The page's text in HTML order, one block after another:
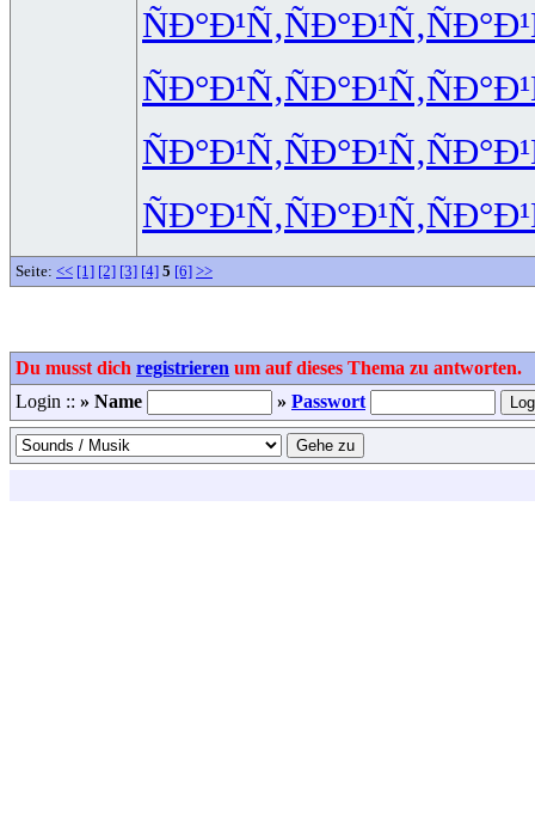
ÑÐ°Ð¹Ñ‚ÑÐ°Ð¹Ñ‚
ÑÐ°Ð¹Ñ‚ÑÐ°Ð¹Ñ‚
ÑÐ°Ð¹Ñ‚ÑÐ°Ð¹Ñ‚
ÑÐ°Ð¹Ñ‚ÑÐ°Ð¹Ñ‚
Seite: << [1] [2] [3] [4] 5 [6] >>
Du musst dich registrieren um auf dieses Thema zu antworten.
Login :: » Name » Passwort